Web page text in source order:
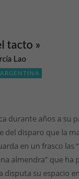
tacto »
Lao
durante años a su
del disparo que la
en un frasco las
almendra” que ha
disputa su espacio